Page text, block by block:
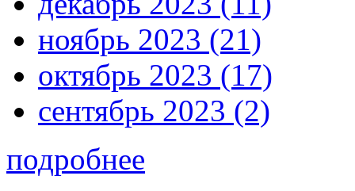
ноябрь 2023 (21)
октябрь 2023 (17)
сентябрь 2023 (2)
подробнее